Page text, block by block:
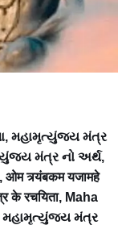
મહામૃત્યુંજય મંત્ર
મંત્ર નો અર્થ,
त्र्यंबकम यजामहे
के रचयिता, Maha
મહામૃત્યુંજય મંત્ર